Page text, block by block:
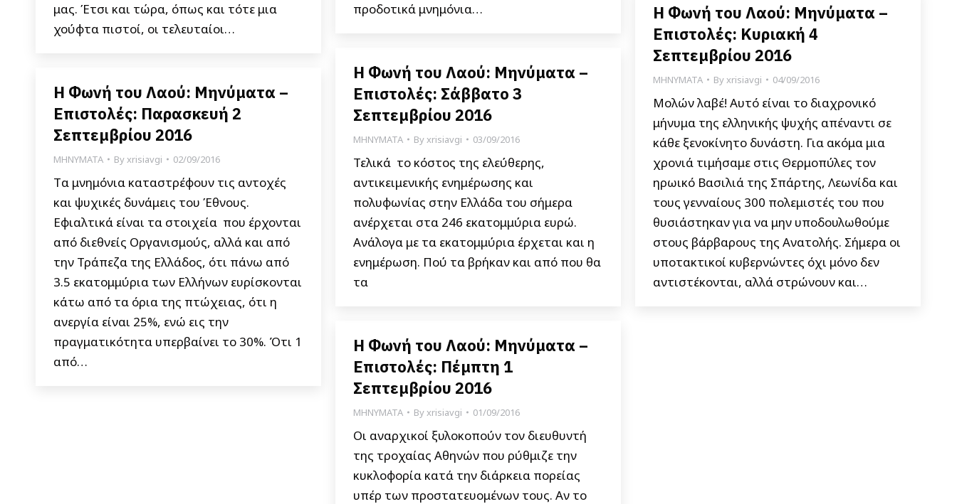
προδοτικά μνημόνια…
μας. Έτσι και τώρα, όπως και τότε μια
χούφτα πιστοί, οι τελευταίοι…
Η Φωνή του Λαού: Μηνύματα –
Επιστολές: Κυριακή 4
Σεπτεμβρίου 2016
ΜΗΝΥΜΑΤΑ Byxrisiavgi 04/09/2016
Μολών λαβέ! Αυτό είναι το διαχρονικό
μήνυμα της ελληνικής ψυχής απέναντι σε
κάθε ξενοκίνητο δυνάστη. Για ακόμα μια
χρονιά τιμήσαμε στις Θερμοπύλες τον
ηρωικό Βασιλιά της Σπάρτης, Λεωνίδα και
τους γενναίους 300 πολεμιστές του που
θυσιάστηκαν για να μην υποδουλωθούμε
στους βάρβαρους της Ανατολής. Σήμερα οι
υποτακτικοί κυβερνώντες όχι μόνο δεν
αντιστέκονται, αλλά στρώνουν και…
Η Φωνή του Λαού: Μηνύματα –
Επιστολές: Σάββατο 3
Σεπτεμβρίου 2016
ΜΗΝΥΜΑΤΑ Byxrisiavgi 03/09/2016
Τελικά το κόστος της ελεύθερης,
αντικειμενικής ενημέρωσης και
πολυφωνίας στην Ελλάδα του σήμερα
ανέρχεται στα 246 εκατομμύρια ευρώ.
Ανάλογα με τα εκατομμύρια έρχεται και η
ενημέρωση. Πού τα βρήκαν και από που θα
τα
Η Φωνή του Λαού: Μηνύματα –
Επιστολές: Παρασκευή 2
Σεπτεμβρίου 2016
ΜΗΝΥΜΑΤΑ Byxrisiavgi 02/09/2016
Tα μνημόνια καταστρέφουν τις αντοχές
και ψυχικές δυνάμεις του Έθνους.
Εφιαλτικά είναι τα στοιχεία που έρχονται
από διεθνείς Οργανισμούς, αλλά και από
την Τράπεζα της Ελλάδος, ότι πάνω από
3.5 εκατομμύρια των Ελλήνων ευρίσκονται
κάτω από τα όρια της πτώχειας, ότι η
ανεργία είναι 25%, ενώ εις την
πραγματικότητα υπερβαίνει το 30%. Ότι 1
από…
Η Φωνή του Λαού: Μηνύματα –
Επιστολές: Πέμπτη 1
Σεπτεμβρίου 2016
ΜΗΝΥΜΑΤΑ Byxrisiavgi 01/09/2016
Οι αναρχικοί ξυλοκοπούν τον διευθυντή
της τροχαίας Αθηνών που ρύθμιζε την
κυκλοφορία κατά την διάρκεια πορείας
υπέρ των προστατευομένων τους. Αν το